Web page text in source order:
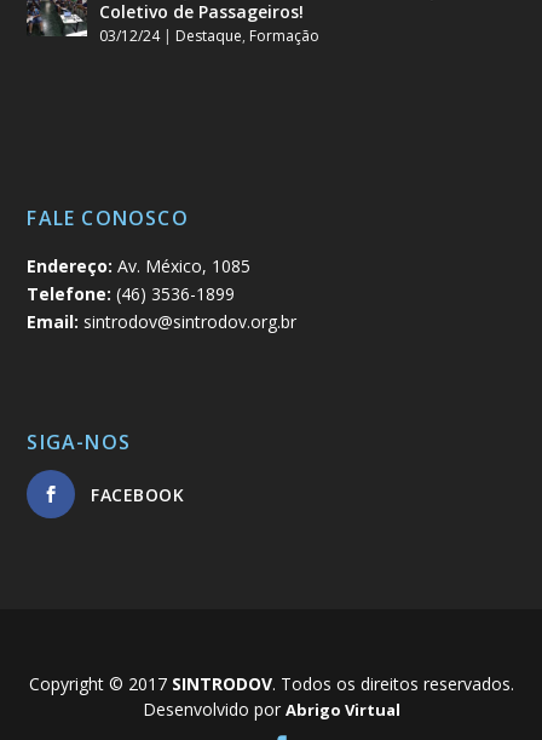
Coletivo de Passageiros!
03/12/24| Destaque, Formação
FALE CONOSCO
Endereço: Av. México, 1085
Telefone: (46) 3536-1899
Email: sintrodov@sintrodov.org.br
SIGA-NOS
FACEBOOK
Copyright © 2017SINTRODOV. Todos os direitos reservados.
Desenvolvido por Abrigo Virtual